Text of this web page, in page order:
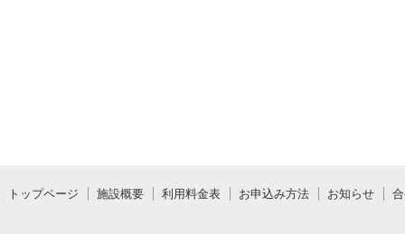
トップページ 施設概要 利用料金表 お申込み方法 お知らせ